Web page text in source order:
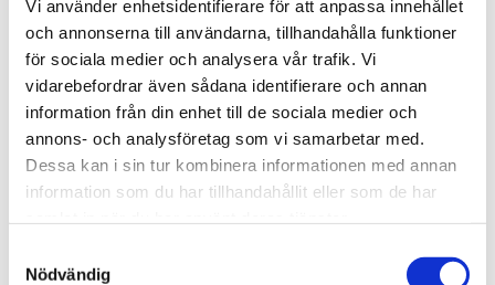
Vi använder enhetsidentifierare för att anpassa innehållet
och annonserna till användarna, tillhandahålla funktioner
för sociala medier och analysera vår trafik. Vi
vidarebefordrar även sådana identifierare och annan
information från din enhet till de sociala medier och
annons- och analysföretag som vi samarbetar med.
Dessa kan i sin tur kombinera informationen med annan
information som du har tillhandahållit eller som de har
Nödvändig
Lägg till i favoriter
KÖP KÖP
25